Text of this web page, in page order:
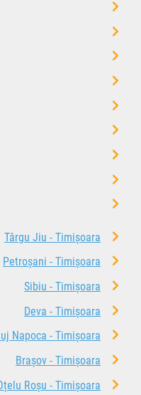
Târgu Jiu - Timișoara
Petroșani - Timișoara
Sibiu - Timișoara
Deva - Timișoara
Napoca - Timișoara
Brașov - Timișoara
Roșu - Timișoara